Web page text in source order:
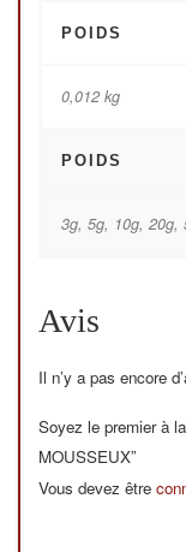
POIDS
0,012 kg
POIDS
3g, 5g, 10g, 20g,
Avis
Il n’y a pas encore
Soyez le premier à
MOUSSEUX”
Vous devez être